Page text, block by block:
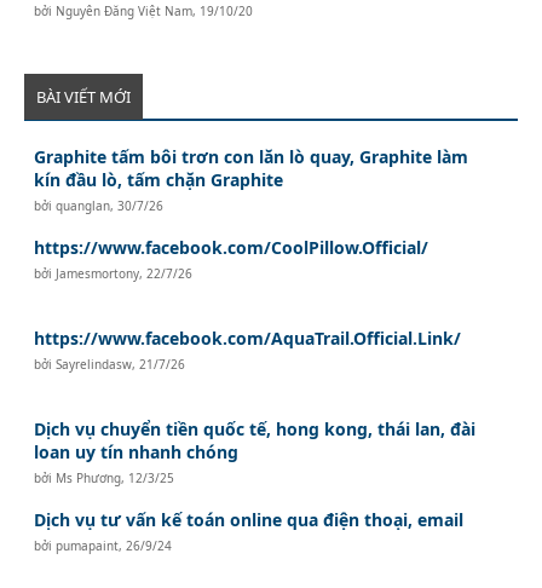
bởi Nguyên Đăng Việt Nam, 19/10/20
BÀI VIẾT MỚI
Graphite tấm bôi trơn con lăn lò quay, Graphite làm
kín đầu lò, tấm chặn Graphite
bởiquanglan,30/7/26
https://www.facebook.com/CoolPillow.Official/
bởi Jamesmortony, 22/7/26
https://www.facebook.com/AquaTrail.Official.Link/
bởiSayrelindasw, 21/7/26
Dịch vụ chuyển tiền quốc tế, hong kong, thái lan, đài
loan uy tín nhanh chóng
bởi Ms Phương, 12/3/25
Dịch vụ tư vấn kế toán online qua điện thoại, email
bởipumapaint, 26/9/24